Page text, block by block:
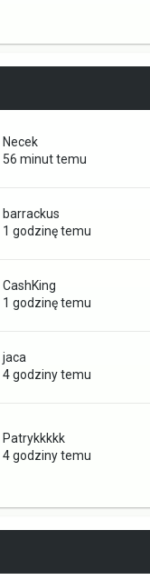
Necek
56 minut temu
barrackus
1 godzinę temu
CashKing
1 godzinę temu
jaca
4 godziny temu
Patrykkkkk
4 godziny temu